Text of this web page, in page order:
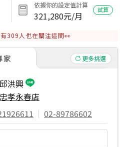
依據你的設定值計算
321,280元/月
試算
有309 人也在關注這間👀
家 更多挑選
邱洪興
忠孝永春店
| 02-89786602